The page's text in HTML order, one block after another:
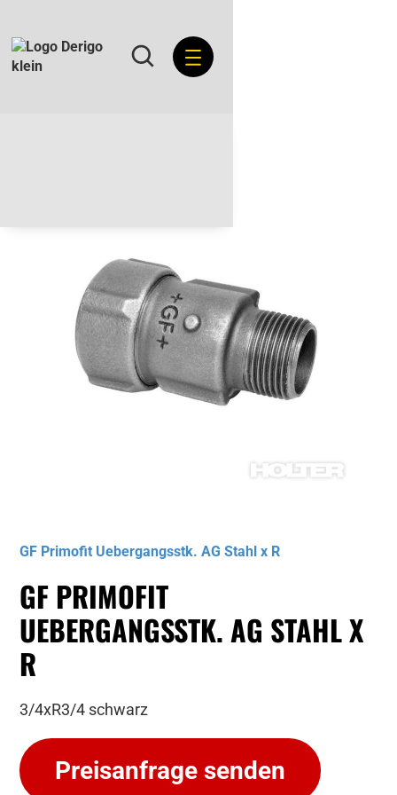
GF Primofit Uebergangsstk. AG Stahl x R
GF PRIMOFIT
UEBERGANGSSTK. AG STAHL X
R
3/4xR3/4 schwarz
Preisanfrage senden